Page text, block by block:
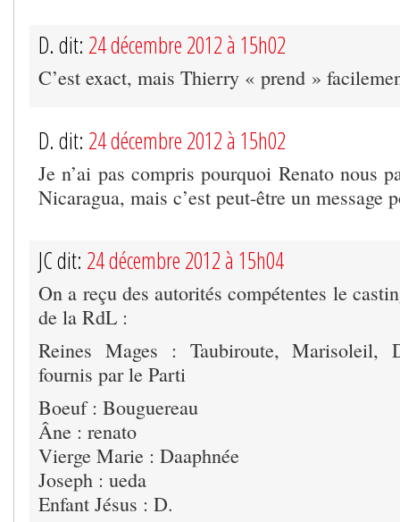
D. dit: 24 décembre 2012 à 15h02
C’est exact, mais Thierry « prend »
D. dit: 24 décembre 2012 à 15h02
Je n’ai pas compris pourquoi Renato nous
Nicaragua, mais c’est peut-être un message
JC dit: 24 décembre 2012 à 15h04
On a reçu des autorités compétentes le
de la RdL :
Reines Mages : Taubiroute, Marisoleil,
fournis par le Parti
Boeuf : Bouguereau
Âne : renato
Vierge Marie : Daaphnée
Joseph : ueda
Enfant Jésus : D.